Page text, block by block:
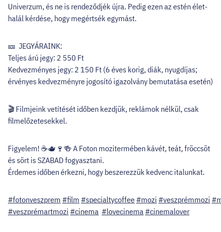
Univerzum, és ne is rendeződjék újra. Pedig ezen az estén élet-
halál kérdése, hogy megértsék egymást.
🎫 JEGYÁRAINK:
Teljes árú jegy: 2 550 Ft
Kedvezményes jegy: 2 150 Ft (6 éves korig, diák, nyugdíjas;
érvényes kedvezményre jogosító igazolvány bemutatása esetén)
🎬 Filmjeink vetítését időben kezdjük, reklámok nélkül, csak
filmelőzetesekkel.
Figyelem! ☕🫖🍷🍻 A Foton mozitermében kávét, teát, fröccsöt
és sört is SZABAD fogyasztani.
Érdemes időben érkezni, hogy beszerezzük kedvenc italunkat.
#fotonveszprem #film #specialtycoffee#mozi #veszprémmozi
#veszprémartmozi #cinema #lovecinema #cinemalover